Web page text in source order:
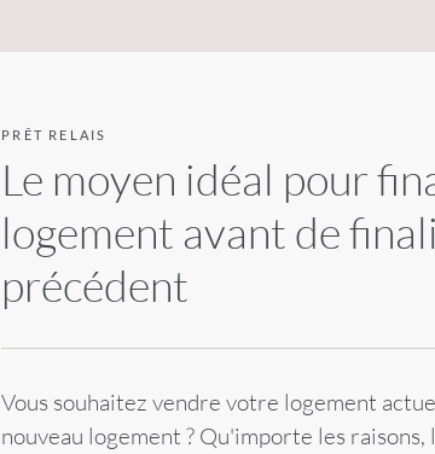
PRÊT RELAIS
Le moyen idéal pour
logement avant de
précédent
Vous souhaitez vendre votre logement
nouveau logement ? Qu'importe les